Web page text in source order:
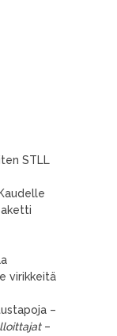
STLL
virikkeitä
–
–